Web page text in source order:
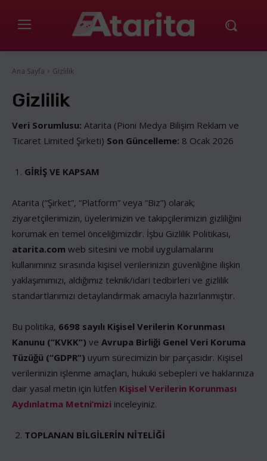
Ana Sayfa Gizlilik
Gizlilik
Veri Sorumlusu: Atarita (Pioni Medya Bilişim Reklam ve
Ticaret Limited Şirketi) Son Güncelleme: 8 Ocak 2026
GİRİŞ VE KAPSAM
Atarita (“Şirket”, “Platform” veya “Biz”) olarak;
ziyaretçilerimizin, üyelerimizin ve takipçilerimizin gizliliğini
korumak en temel önceliğimizdir. İşbu Gizlilik Politikası,
atarita.com web sitesini ve mobil uygulamalarını
kullanımınız sırasında kişisel verilerinizin güvenliğine ilişkin
yaklaşımımızı, aldığımız teknik/idari tedbirleri ve gizlilik
standartlarımızı detaylandırmak amacıyla hazırlanmıştır.
Bu politika, 6698 sayılı Kişisel Verilerin Korunması
Kanunu (“KVKK”) ve Avrupa Birliği Genel Veri Koruma
Tüzüğü (“GDPR”) uyum sürecimizin bir parçasıdır. Kişisel
verilerinizin işlenme amaçları, hukuki sebepleri ve haklarınıza
dair yasal metin için lütfen Kişisel Verilerin Korunması
Aydınlatma Metni’mizi inceleyiniz.
TOPLANAN BİLGİLERİN NİTELİĞİ